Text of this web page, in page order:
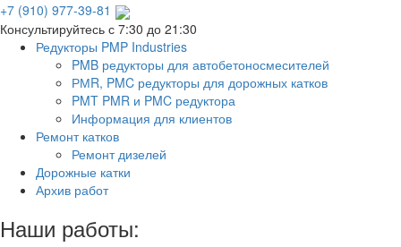
+7 (910) 977-39-81
Консультируйтесь с 7:30 до 21:30
Редукторы PMP Industries
PMB редукторы для автобетоносмесителей
РМR, PMC редукторы для дорожных катков
PMT PMR и PMC редуктора
Информация для клиентов
Ремонт катков
Ремонт дизелей
Дорожные катки
Архив работ
Наши работы: